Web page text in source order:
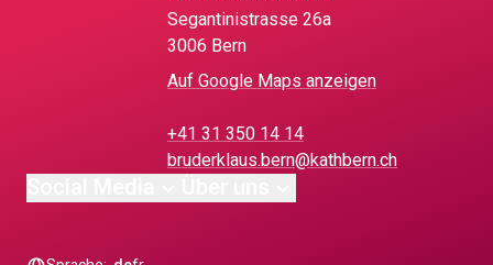
Segantinistrasse 26a
3006 Bern
Auf Google Maps anzeigen
+41 31 350 14 14
bruderklaus.bern@kathbern.ch